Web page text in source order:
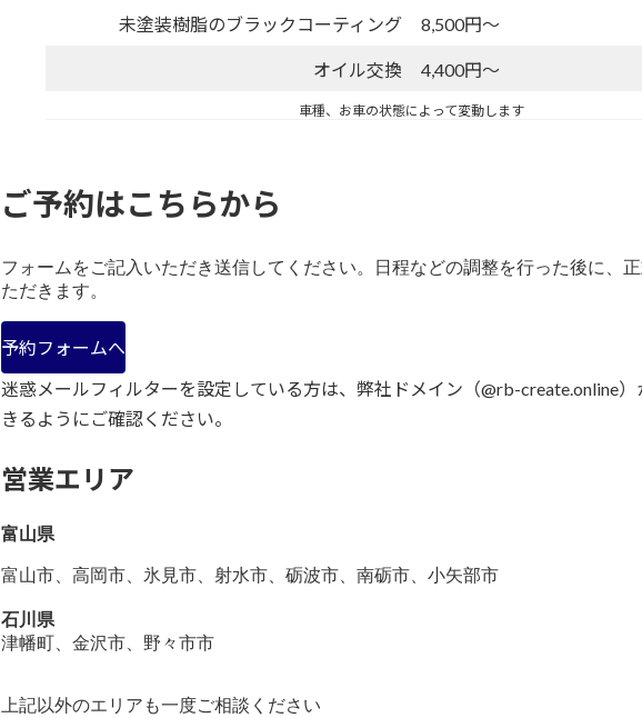
未塗装樹脂のブラックコーティング 8,500円～
オイル交換 4,400円～
車種、お車の状態によって変動します
ご予約はこちらから
フォームをご記入いただき送信してください。日程などの調整を行った後に、
ただきます。
予約フォームへ
迷惑メールフィルターを設定している方は、弊社ドメイン（@rb-create.online
きるようにご確認ください。
営業エリア
富山県
富山市、高岡市、氷見市、射水市、砺波市、南砺市、小矢部市
石川県
津幡町、金沢市、野々市市
上記以外のエリアも一度ご相談ください